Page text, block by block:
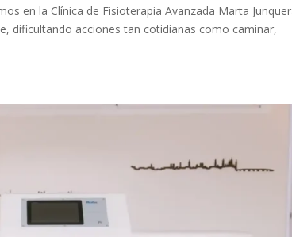
en la Clínica de Fisioterapia Avanzada Marta
dificultando acciones tan cotidianas como caminar,